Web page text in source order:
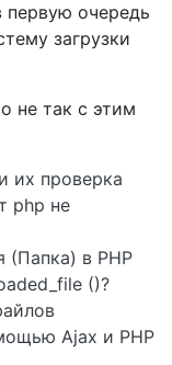
первую очередь
загрузки
не так с этим
их проверка
php не
(Папка) в PHP
()?
Ajax и PHP